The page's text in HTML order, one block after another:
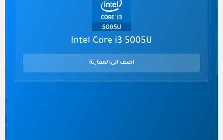
Intel Core i3 5005U
اضف الى المقارنة